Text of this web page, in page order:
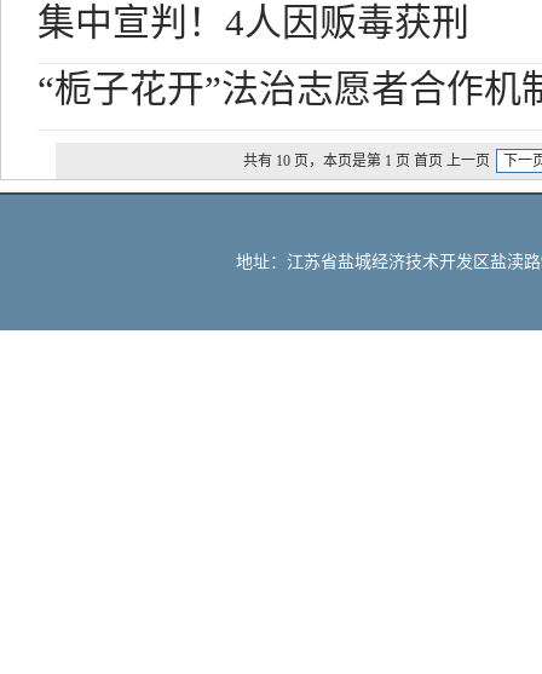
集中宣判！4人因贩毒获刑
“栀子花开”法治志愿者合作机
共有 10 页，本页是第 1 页 首页 上一页 下一
地址：江苏省盐城经济技术开发区盐